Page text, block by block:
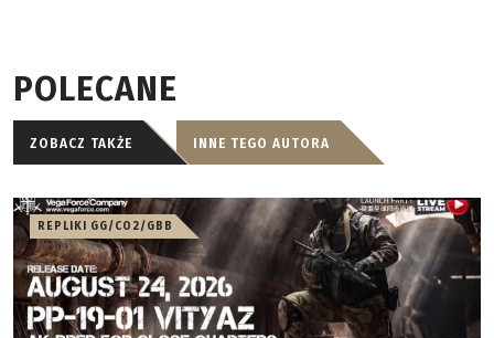
POLECANE
ZOBACZ TAKŻE INNE TEGO AUTORA
REPLIKI GG/CO2/GBB